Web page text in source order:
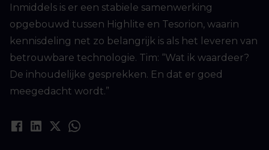
Inmiddels is er een stabiele samenwerking
opgebouwd tussen Highlite en Tesorion, waarin
kennisdeling net zo belangrijk is als het leveren van
betrouwbare technologie. Tim: “Wat ik waardeer?
De inhoudelijke gesprekken. En dat er goed
meegedacht wordt.”